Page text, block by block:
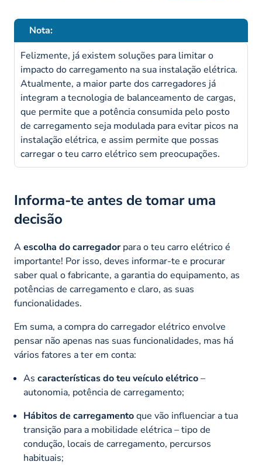
Nota:
Felizmente, já existem soluções para limitar o
impacto do carregamento na sua instalação elétrica.
Atualmente, a maior parte dos carregadores já
integram a tecnologia de balanceamento de cargas,
que permite que a potência consumida pelo posto
de carregamento seja modulada para evitar picos na
instalação elétrica, e assim permite que possas
carregar o teu carro elétrico sem preocupações.
Informa-te antes de tomar uma
decisão
Aescolha do carregadorpara o teu carro elétrico é
importante! Por isso, deves informar-te e procurar
saber qual o fabricante, a garantia do equipamento, as
potências de carregamento e claro, as suas
funcionalidades.
Em suma, a compra do carregador elétrico envolve
pensar não apenas nas suas funcionalidades, mas há
vários fatores a ter em conta:
As características do teu veículo elétrico–
autonomia, potência de carregamento;
Hábitos de carregamentoque vão influenciar a tua
transição para a mobilidade elétrica – tipo de
condução, locais de carregamento, percursos
habituais;